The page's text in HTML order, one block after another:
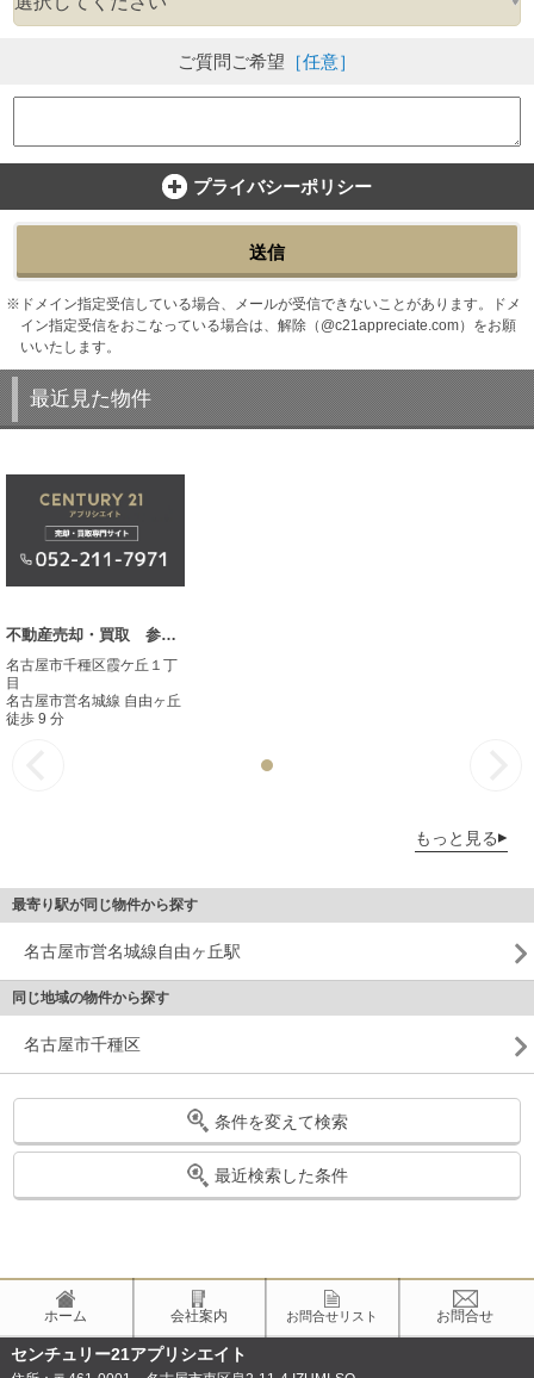
ご質問ご希望 ［任意］
プライバシーポリシー
送信
ドメイン指定受信している場合、メールが受信できないことがあります。ドメ
イン指定受信をおこなっている場合は、解除（@c21appreciate.com）をお願
いいたします。
最近見た物件
不動産売却・買取 参考事例
名古屋市千種区霞ケ丘１丁
目
名古屋市営名城線 自由ヶ丘
徒歩 9 分
もっと見る
最寄り駅が同じ物件から探す
名古屋市営名城線自由ヶ丘駅
同じ地域の物件から探す
名古屋市千種区
条件を変えて検索
最近検索した条件
ホーム 会社案内 お問合せリスト お問合せ
センチュリー21アプリシエイト